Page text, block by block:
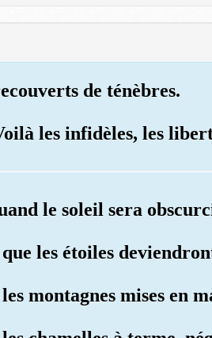
de ténèbres.
les infidèles, les
le soleil sera
les étoiles
montagnes mises en